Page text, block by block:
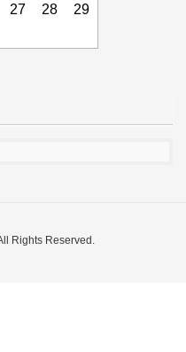
27 28
29
Rights Reserved.